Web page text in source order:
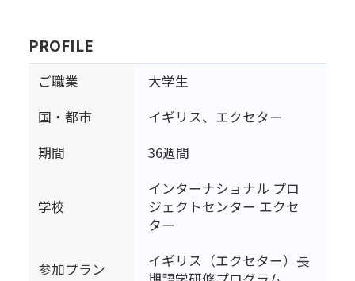
PROFILE
ご職業
大学生
国・都市
イギリス、エクセター
期間
36週間
学校
インターナショナル プロ
ジェクトセンター エクセ
ター
参加プラン
イギリス（エクセター）長